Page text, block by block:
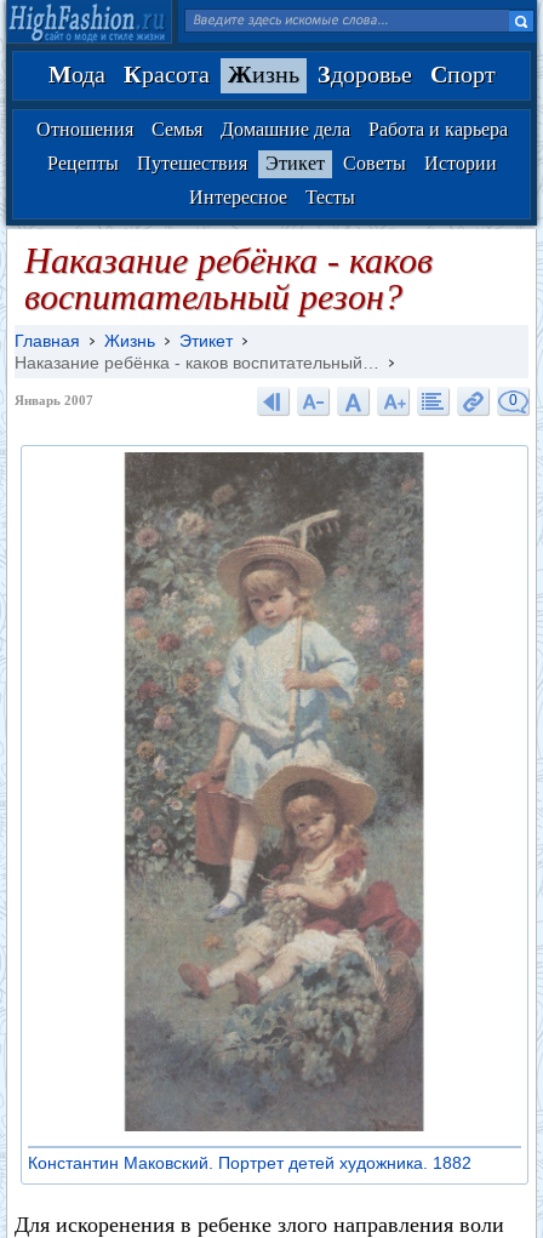
Мода Красота Жизнь Здоровье Спорт
Отношения Семья Домашние дела
Работа и карьера
Рецепты
Путешествия Этикет Советы
Истории
Интересное
Тесты
Наказание ребёнка - каков
воспитательный резон?
Главная Жизнь
Этикет
Наказание ребёнка - каков воспитательный…
Январь 2007 0
Константин Маковский. Портрет детей художника. 1882
Для искоренения в ребенке злого направления воли